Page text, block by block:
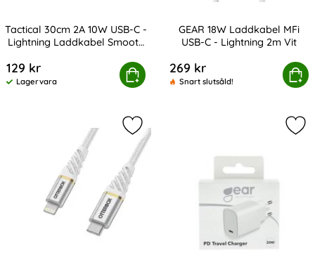
Tactical 30cm 2A 10W USB-C -
Lightning Laddkabel Smooth
129 kr
Tillgänglighet:
Lagervara
Köp
2A 10W USB-C - Lightning Laddkabel Smooth Vit
GEAR 18W Laddkabel MFi
USB-C - Lightning 2m Vit
269 kr
Snart slutsåld!
Köp
GEAR 18W Laddkabel MFi
Markera otterBox Premium 1m